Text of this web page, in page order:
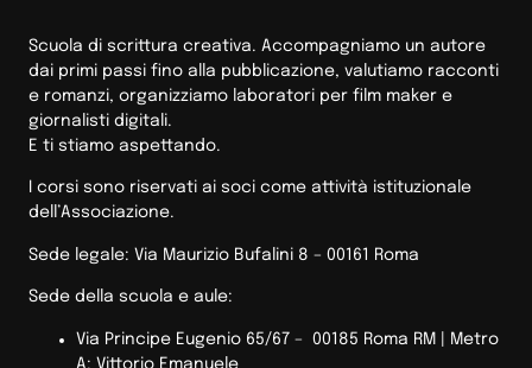
Scuola di scrittura creativa. Accompagniamo un autore
dai primi passi fino alla pubblicazione, valutiamo racconti
e romanzi, organizziamo laboratori per film maker e
giornalisti digitali.
E ti stiamo aspettando.
I corsi sono riservati ai soci come attività istituzionale
dell’Associazione.
Sede legale: Via Maurizio Bufalini 8 – 00161 Roma
Sede della scuola e aule:
Via Principe Eugenio 65/67 – 00185 Roma RM |
Metro
A: Vittorio Emanuele